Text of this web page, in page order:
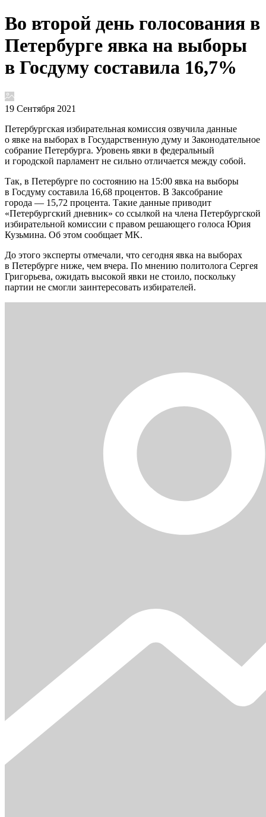
Во второй день голосования в
Петербурге явка на выборы
в Госдуму составила 16,7%
19 Сентября 2021
Петербургская избирательная комиссия озвучила данные
о явке на выборах в Государственную думу и Законодательное
собрание Петербурга. Уровень явки в федеральный
и городской парламент не сильно отличается между собой.
Так, в Петербурге по состоянию на 15:00 явка на выборы
в Госдуму составила 16,68 процентов. В Заксобрание
города — 15,72 процента. Такие данные приводит
«Петербургский дневник» со ссылкой на члена Петербургской
избирательной комиссии с правом решающего голоса Юрия
Кузьмина. Об этом сообщает MK.
До этого эксперты отмечали, что сегодня явка на выборах
в Петербурге ниже, чем вчера. По мнению политолога Сергея
Григорьева, ожидать высокой явки не стоило, поскольку
партии не смогли заинтересовать избирателей.